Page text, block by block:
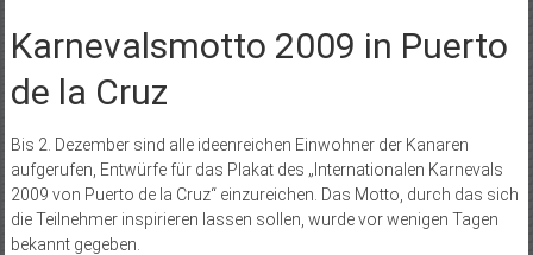
Karnevalsmotto 2009 in Puerto
de la Cruz
Bis 2. Dezember sind alle ideenreichen Einwohner der Kanaren
aufgerufen, Entwürfe für das Plakat des „Internationalen Karnevals
2009 von Puerto de la Cruz“ einzureichen. Das Motto, durch das sich
die Teilnehmer inspirieren lassen sollen, wurde vor wenigen Tagen
bekannt gegeben.